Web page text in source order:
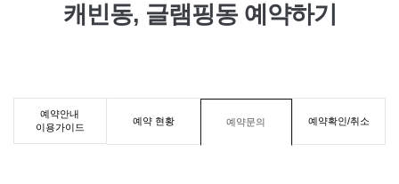
캐빈동, 글램핑동 예약하기
예약안내
이용가이드
예약 현황 예약문의 예약확인/취소